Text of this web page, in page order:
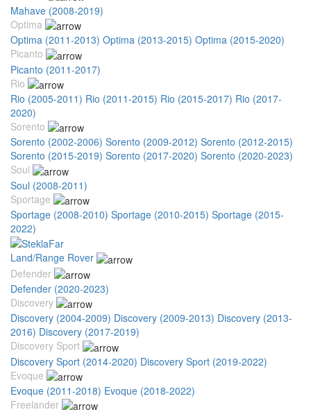
Mahave (2008-2019)
Optima
Optima (2011-2013) Optima (2013-2015) Optima (2015-2020)
Picanto
Picanto (2011-2017)
Rio
Rio (2005-2011) Rio (2011-2015) Rio (2015-2017) Rio (2017-
2020)
Sorento
Sorento (2002-2006) Sorento (2009-2012) Sorento (2012-2015)
Sorento (2015-2019) Sorento (2017-2020) Sorento (2020-2023)
Soul
Soul (2008-2011)
Sportage
Sportage (2008-2010) Sportage (2010-2015) Sportage (2015-
2022)
Land/Range Rover
Defender
Defender (2020-2023)
Discovery
Discovery (2004-2009) Discovery (2009-2013) Discovery (2013-
2016) Discovery (2017-2019)
Discovery Sport
Discovery Sport (2014-2020) Discovery Sport (2019-2022)
Evoque
Evoque (2011-2018) Evoque (2018-2022)
Freelander